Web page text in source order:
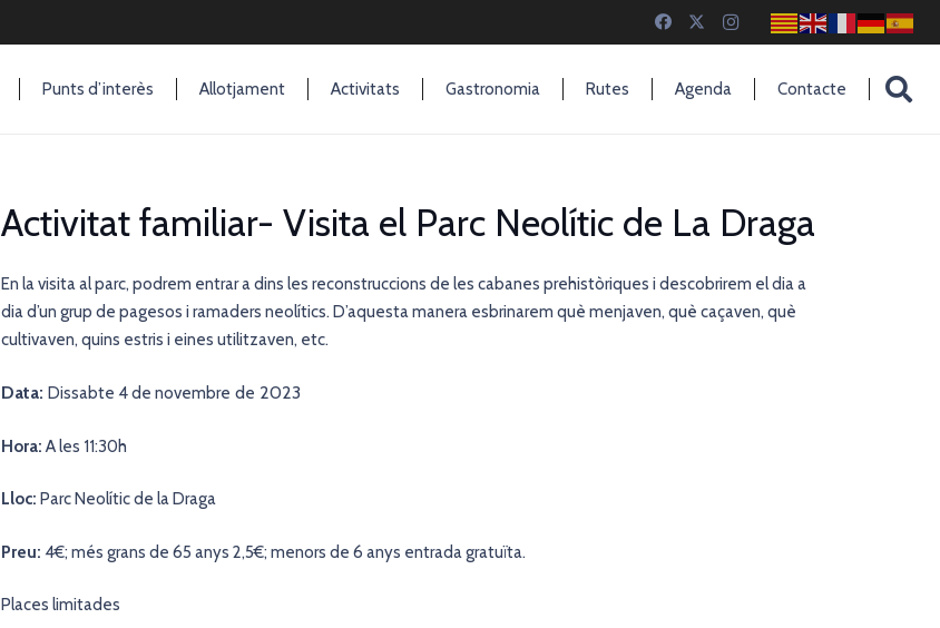
Punts d’interès Allotjament Activitats Gastronomia Rutes Agenda Contacte
Activitat familiar- Visita el Parc Neolític de La Draga
En la visita al parc, podrem entrar a dins les reconstruccions de les cabanes prehistòriques i descobrirem el dia a
dia d’un grup de pagesos i ramaders neolítics. D’aquesta manera esbrinarem què menjaven, què caçaven, què
cultivaven, quins estris i eines utilitzaven, etc.
Data: Dissabte 4 de novembre de 2023
Hora: A les 11:30h
Lloc: Parc Neolític de la Draga
Preu: 4€; més grans de 65 anys 2,5€; menors de 6 anys entrada gratuïta.
Places limitades